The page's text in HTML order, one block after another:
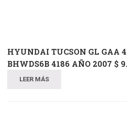
HYUNDAI TUCSON GL GAA
BHWDS6B 4186 AÑO 2007 $
LEER MÁS